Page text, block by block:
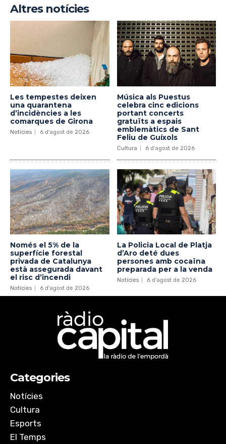
Altres notícies
Les tempestes deixen
una quarantena
d’incidències a les
comarques de Girona
Notícies 6 d'agost de 2026
Música als Puestus
celebra cinc edicions
portant concerts
gratuïts a espais
emblemàtics de Sant
Feliu de Guíxols
Cultura 6 d'agost de 2026
Només el 5% de la
superfície forestal
privada de Catalunya
està assegurada davant
el risc d’incendi
Notícies 6 d'agost de 2026
La Policia Local de Platja
d’Aro deté dues
persones amb cocaïna
preparada per a la venda
Notícies 6 d'agost de 2026
Categories
Notícies
Cultura
Esports
El Temps